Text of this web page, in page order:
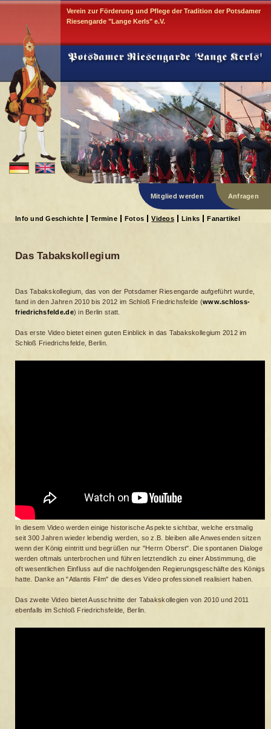
Verein zur Förderung und Pflege der Tradition der Potsdamer
Riesengarde "Lange Kerls" e.V.
Mitglied werden Anfragen
Info und Geschichte Termine Fotos Videos Links Fanartikel
Das Tabakskollegium
Das Tabakskollegium, das von der Potsdamer Riesengarde aufgeführt wurde,
fand in den Jahren 2010 bis 2012 im Schloß Friedrichsfelde (www.schloss-
friedrichsfelde.de) in Berlin statt.
Das erste Video bietet einen guten Einblick in das Tabakskollegium 2012 im
Schloß Friedrichsfelde, Berlin.
In diesem Video werden einige historische Aspekte sichtbar, welche erstmalig
seit 300 Jahren wieder lebendig werden, so z.B. bleiben alle Anwesenden sitzen
wenn der König eintritt und begrüßen nur "Herrn Oberst". Die spontanen Dialoge
werden oftmals unterbrochen und führen letztendlich zu einer Abstimmung, die
oft wesentlichen Einfluss auf die nachfolgenden Regierungsgeschäfte des Königs
hatte. Danke an "Atlantis Film" die dieses Video professionell realisiert haben.
Das zweite Video bietet Ausschnitte der Tabakskollegien von 2010 und 2011
ebenfalls im Schloß Friedrichsfelde, Berlin.